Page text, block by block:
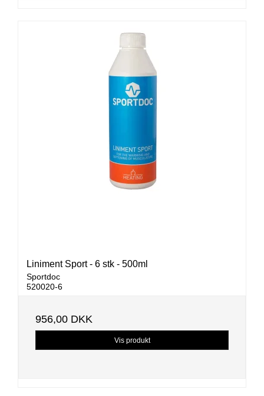
Liniment Sport - 6 stk - 500ml
Sportdoc
520020-6
956,00 DKK
Vis produkt